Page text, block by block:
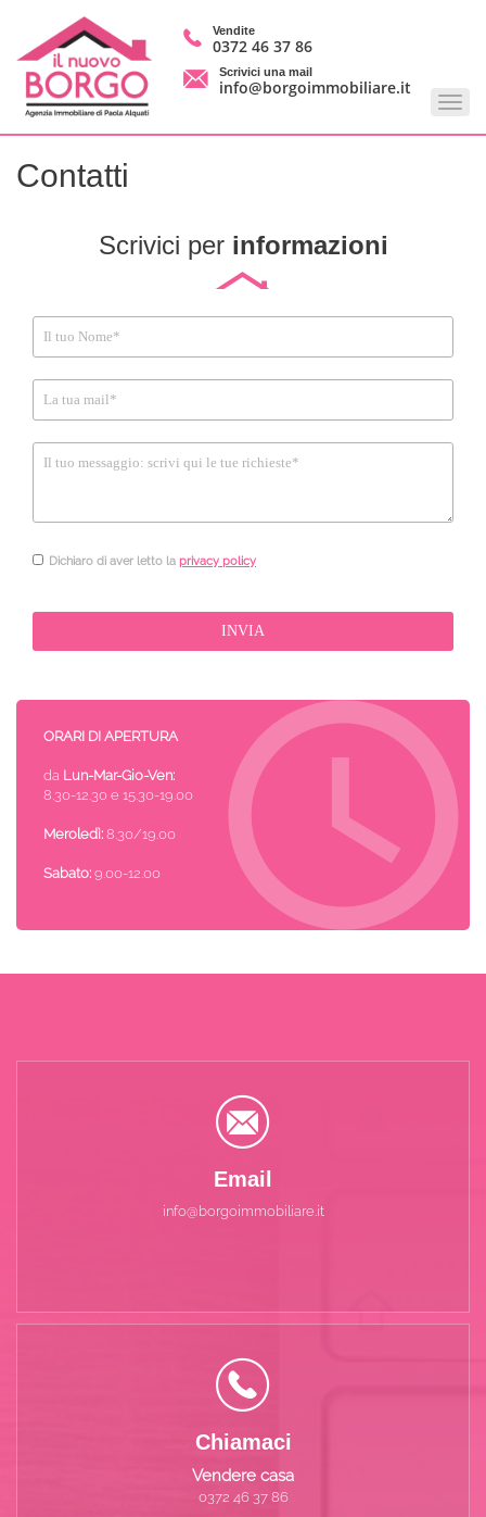
Vendite
0372 46 37 86
Scrivici una mail
info@borgoimmobiliare.it
Contatti
Scrivici per informazioni
Dichiaro di aver letto la privacy policy
ORARI DI APERTURA
da Lun-Mar-Gio-Ven:
8.30-12.30 e 15.30-19.00
Meroledì: 8.30/19.00
Sabato: 9.00-12.00
Email
info@borgoimmobiliare.it
Chiamaci
Vendere casa
0372 46 37 86